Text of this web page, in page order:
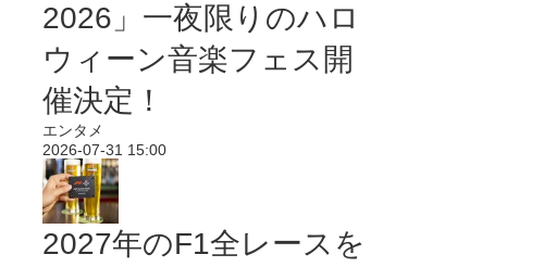
2026」一夜限りのハロ
ウィーン音楽フェス開
催決定！
エンタメ
2026-07-31 15:00
2027年のF1全レースを